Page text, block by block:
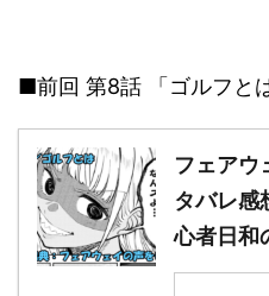
■前回 第8話 「ゴルフと
フェアウ
タバレ感
心者日和